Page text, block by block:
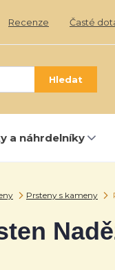
Recenze Časté
Hledat
a náhrdelníky
Prsteny s kameny